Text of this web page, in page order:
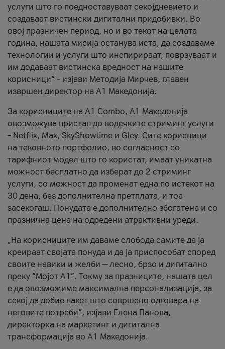
услуги што го поедноставуваат секојдневието и
создаваат вистински дигитални придобивки. Во
овој празничен период, но и во текот на целата
година, нашата мисија останува иста, да создаваме
технологии и услуги што инспирираат, поврзуваат и
им додаваат вистинска вредност на нашите
корисници“ – изјави Методија Мирчев, главен
извршен директор на А1 Македонија.
За корисниците на A1 Combo, А1 Македонија
овозможува пристап до водечките стриминг услуги
– Netflix, Max, SkyShowtime и Gley. Сите корисници
на тековното портфолио, во согласност со
тарифниот модел што го користат, имаат уникатна
можност бесплатно да изберат до 2 стриминг
услуги, со можност да променат една по истекот на
30 дена, без дополнителна претплата, и тоа
засекогаш. Понудата е дополнително збогатена и со
празнична цена на одредени атрактивни уреди.
„На корисниците им даваме слобода самите да ја
креираат својата понуда и да ја приспособат според
своите навики и желби — лесно, брзо и дигитално
преку “Мојот А1”. Токму за празниците, нашата цел
е да овозможиме максимална персонализација, за
секој да добие пакет што совршено одговара на
неговите потреби“, изјави Елена Панова,
директорка на маркетинг и дигитална
трансформација во А1 Македонија.